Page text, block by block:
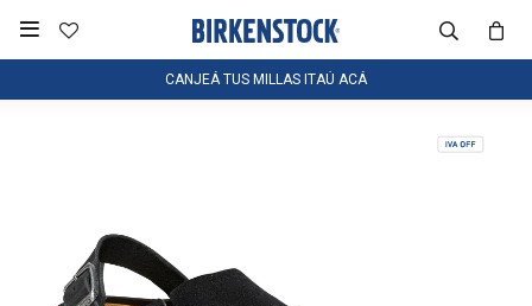

CANJEÁ TUS MILLAS ITAÚ ACÁ